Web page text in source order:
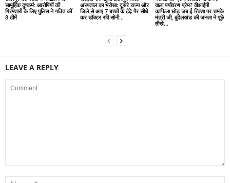
सामूहिक दुष्कर्म: आरोपियों की
गिरफ्तारी के लिए पुलिस ने गठित कीं
8 टीमें
अस्पताल का भरोसा: दूसरे राज्य और
जिले से आए 7 बच्चों के टेढ़े पैर सीधे
कर डॉक्टर रवि सोनी...
वाला पर्यावरण प्रेम? वीआईपी
काफिला छोड़ जब ई-रिक्शा पर चमके
मंत्री जी, बुंदेलखंड की जनता ने पूछे
तीखे...
LEAVE A REPLY